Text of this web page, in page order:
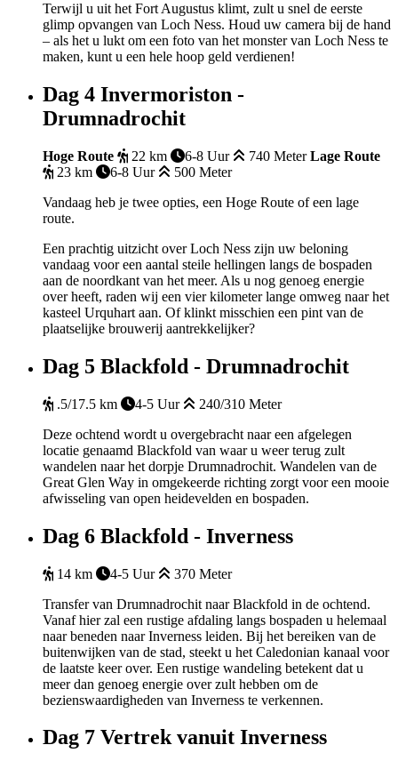
Terwijl u uit het Fort Augustus klimt, zult u snel de eerste
glimp opvangen van Loch Ness. Houd uw camera bij de hand
– als het u lukt om een foto van het monster van Loch Ness te
maken, kunt u een hele hoop geld verdienen!
Dag 4 Invermoriston -
Drumnadrochit
Hoge Route 22 km 6-8 Uur 740 Meter Lage Route
23 km
6-8 Uur
500 Meter
Vandaag heb je twee opties, een Hoge Route of een lage
route.
Een prachtig uitzicht over Loch Ness zijn uw beloning
vandaag voor een aantal steile hellingen langs de bospaden
aan de noordkant van het meer. Als u nog genoeg energie
over heeft, raden wij een vier kilometer lange omweg naar het
kasteel Urquhart aan. Of klinkt misschien een pint van de
plaatselijke brouwerij aantrekkelijker?
Dag 5 Blackfold - Drumnadrochit
.5/17.5 km 4-5 Uur
240/310 Meter
Deze ochtend wordt u overgebracht naar een afgelegen
locatie genaamd Blackfold van waar u weer terug zult
wandelen naar het dorpje Drumnadrochit. Wandelen van de
Great Glen Way in omgekeerde richting zorgt voor een mooie
afwisseling van open heidevelden en bospaden.
Dag 6 Blackfold - Inverness
14 km 4-5 Uur
370 Meter
Transfer van Drumnadrochit naar Blackfold in de ochtend.
Vanaf hier zal een rustige afdaling langs bospaden u helemaal
naar beneden naar Inverness leiden. Bij het bereiken van de
buitenwijken van de stad, steekt u het Caledonian kanaal voor
de laatste keer over. Een rustige wandeling betekent dat u
meer dan genoeg energie over zult hebben om de
bezienswaardigheden van Inverness te verkennen.
Dag 7 Vertrek vanuit Inverness